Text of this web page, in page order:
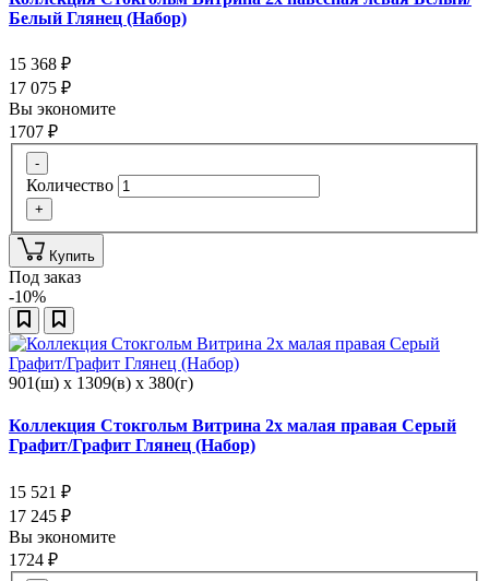
Белый Глянец (Набор)
15 368 ₽
17 075 ₽
Вы экономите
1707 ₽
-
Количество
+
Купить
Под заказ
-10%
901(ш) x 1309(в) x 380(г)
Коллекция Стокгольм Витрина 2х малая правая Серый
Графит/Графит Глянец (Набор)
15 521 ₽
17 245 ₽
Вы экономите
1724 ₽